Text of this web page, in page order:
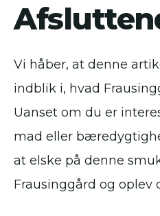
Vi håber, at denne
indblik i, hvad
Uanset om du er
mad eller
at elske på denne
Frausinggård og oplev